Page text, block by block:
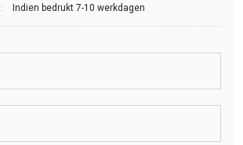
Indien bedrukt 7-10 werkdagen